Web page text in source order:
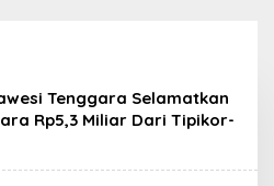
Tenggara Selamatkan
Rp5,3 Miliar Dari Tipikor-